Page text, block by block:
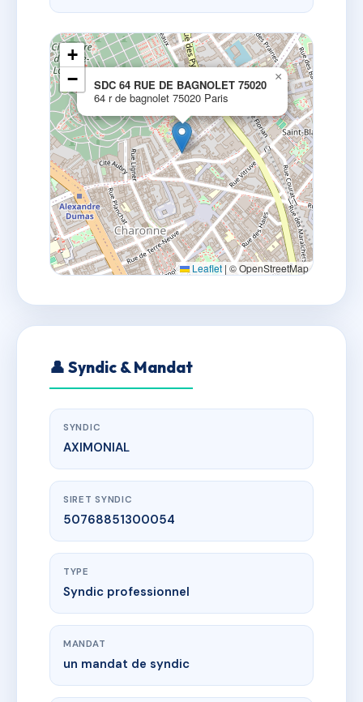
SDC 64 RUE DE BAGNOLET 75020
64 r de bagnolet 75020 Paris
×
+
−
Leaflet | © OpenStreetMap
👤 Syndic & Mandat
SYNDIC
AXIMONIAL
SIRET SYNDIC
50768851300054
TYPE
Syndic professionnel
MANDAT
un mandat de syndic